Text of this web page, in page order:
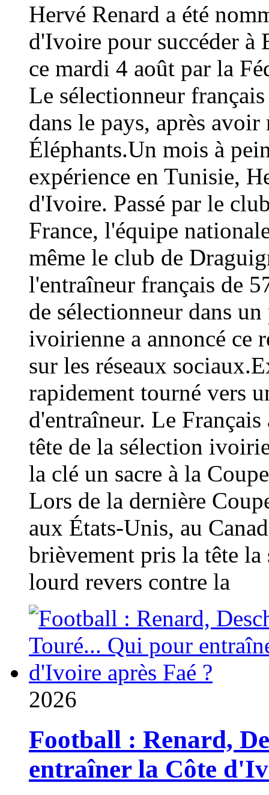
Hervé Renard a été
d'Ivoire pour succéder à
ce mardi 4 août par la
Le sélectionneur
dans le pays, après
Éléphants.Un mois à
expérience en Tunisie,
d'Ivoire. Passé par le
France, l'équipe
même le club de
l'entraîneur français de
de sélectionneur dans
ivoirienne a annoncé ce
sur les réseaux
rapidement tourné vers
d'entraîneur. Le
tête de la sélection
la clé un sacre à la
Lors de la dernière
aux États-Unis, au
brièvement pris la tête
lourd revers contre la
2026
Football : Renard,
entraîner la Côte